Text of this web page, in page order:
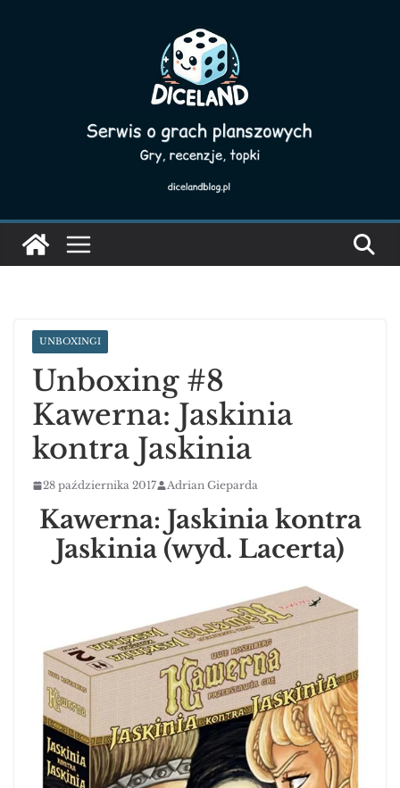
UNBOXINGI
Unboxing #8
Kawerna: Jaskinia
kontra Jaskinia
28 października 2017 Adrian Gieparda
Kawerna: Jaskinia kontra
Jaskinia (wyd. Lacerta)